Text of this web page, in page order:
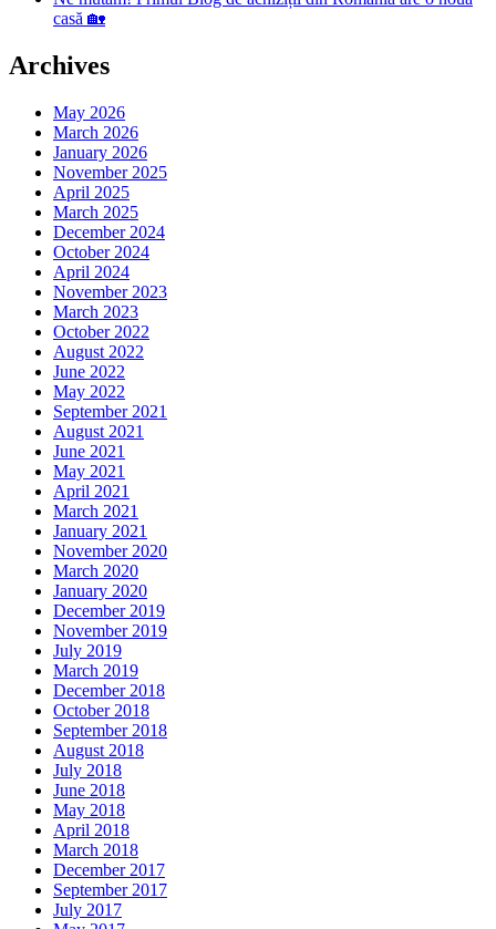
casă 🏡
Archives
May 2026
March 2026
January 2026
November 2025
April 2025
March 2025
December 2024
October 2024
April 2024
November 2023
March 2023
October 2022
August 2022
June 2022
May 2022
September 2021
August 2021
June 2021
May 2021
April 2021
March 2021
January 2021
November 2020
March 2020
January 2020
December 2019
November 2019
July 2019
March 2019
December 2018
October 2018
September 2018
August 2018
July 2018
June 2018
May 2018
April 2018
March 2018
December 2017
September 2017
July 2017